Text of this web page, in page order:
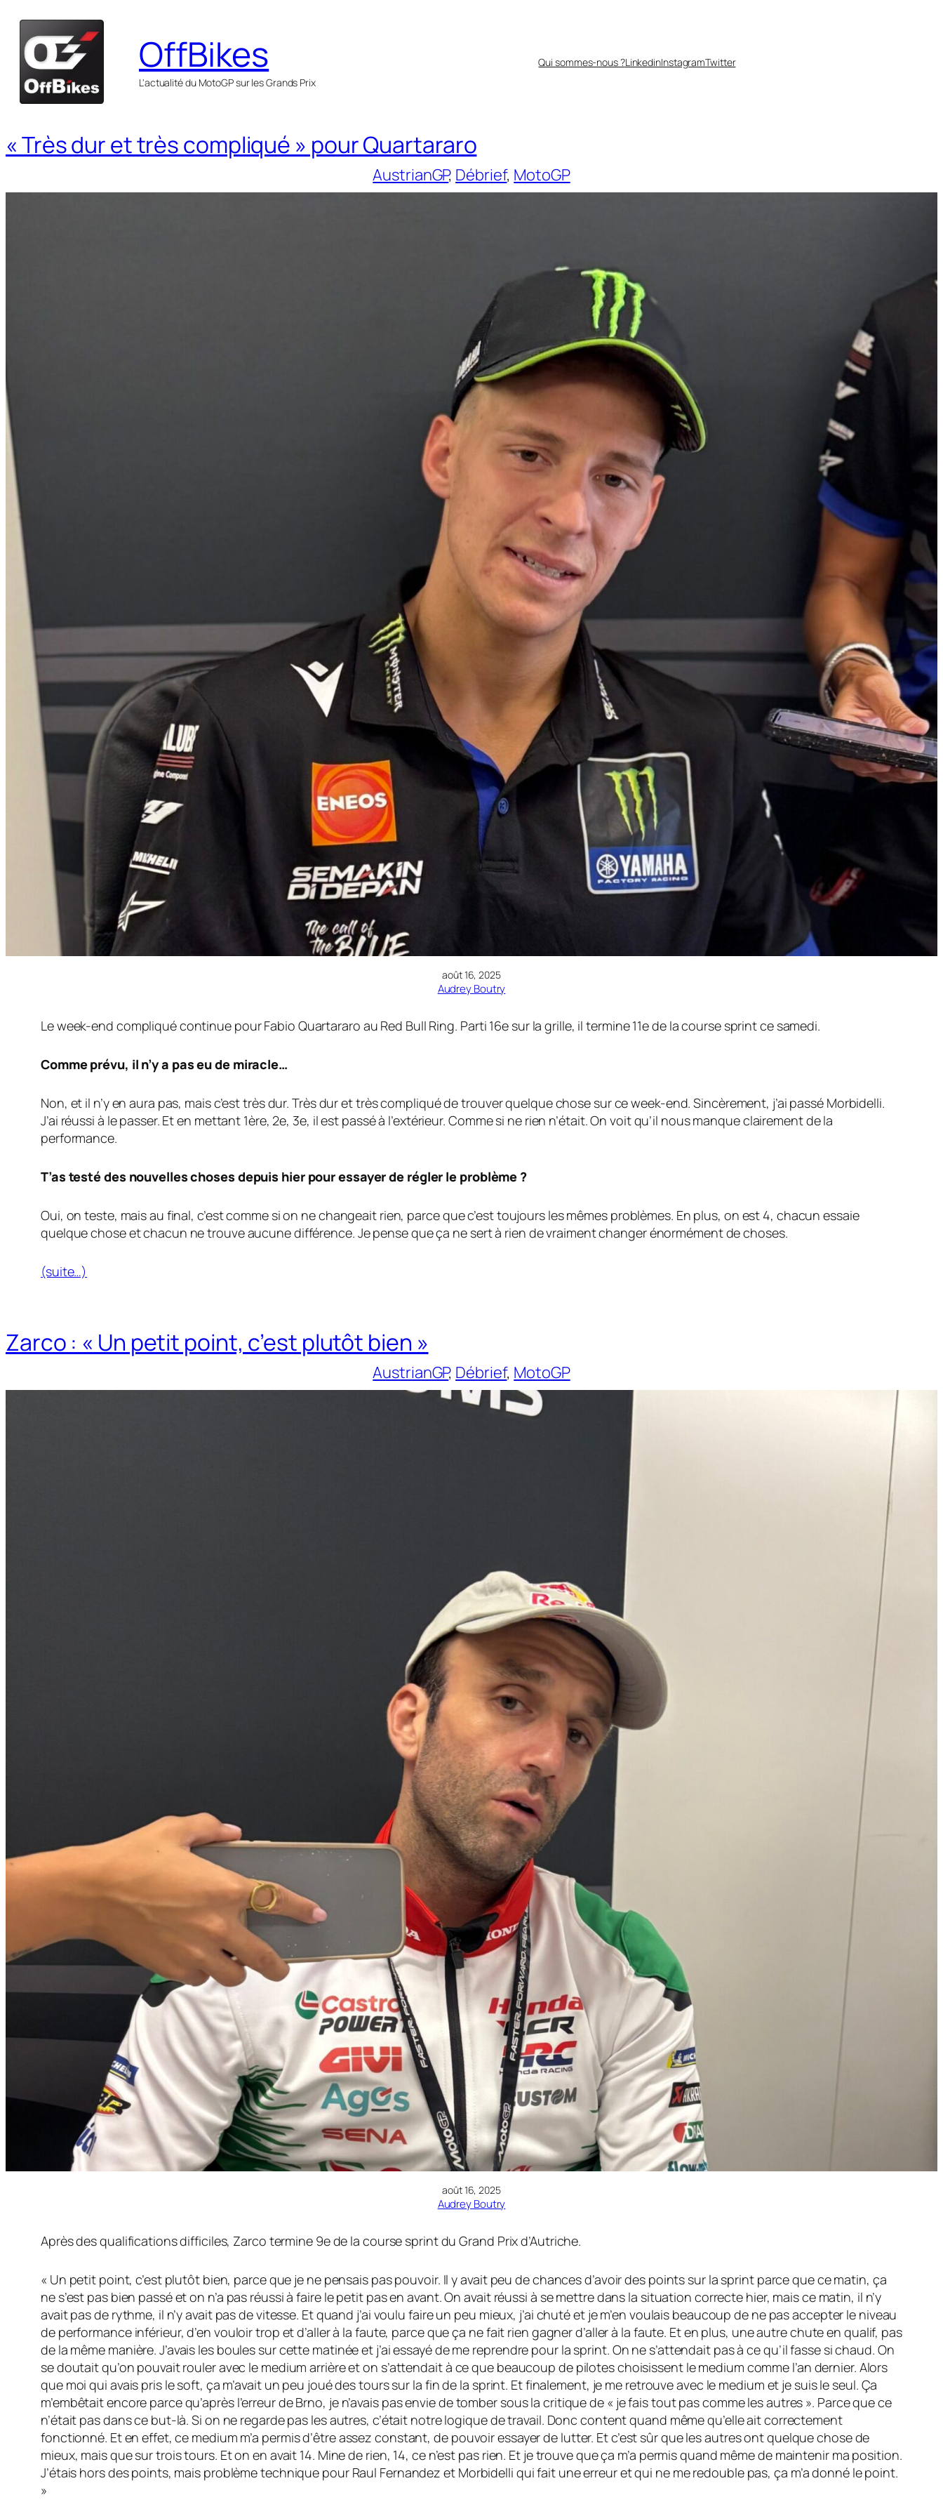
Aller
contenu
OffBikes
L'actualité du MotoGP sur les Grands Prix
Qui sommes-nous ?LinkedinInstagramTwitter
« Très dur et très compliqué » pour Quartararo
AustrianGP, Débrief, MotoGP
août 16, 2025
Audrey Boutry
Le week-end compliqué continue pour Fabio Quartararo au Red Bull Ring. Parti 16e sur la grille, il termine 11e de la course sprint ce samedi.
Comme prévu, il n’y a pas eu de miracle…
Non, et il n’y en aura pas, mais c’est très dur. Très dur et très compliqué de trouver quelque chose sur ce week-end. Sincèrement, j’ai passé Morbidelli.
J’ai réussi à le passer. Et en mettant 1ère, 2e, 3e, il est passé à l’extérieur. Comme si ne rien n’était. On voit qu’il nous manque clairement de la
performance.
T’as testé des nouvelles choses depuis hier pour essayer de régler le problème ?
Oui, on teste, mais au final, c’est comme si on ne changeait rien, parce que c’est toujours les mêmes problèmes. En plus, on est 4, chacun essaie
quelque chose et chacun ne trouve aucune différence. Je pense que ça ne sert à rien de vraiment changer énormément de choses.
(suite…)
Zarco : « Un petit point, c’est plutôt bien »
AustrianGP, Débrief, MotoGP
août 16, 2025
Audrey Boutry
Après des qualifications difficiles, Zarco termine 9e de la course sprint du Grand Prix d’Autriche.
« Un petit point, c’est plutôt bien, parce que je ne pensais pas pouvoir. Il y avait peu de chances d’avoir des points sur la sprint parce que ce matin, ça
ne s’est pas bien passé et on n’a pas réussi à faire le petit pas en avant. On avait réussi à se mettre dans la situation correcte hier, mais ce matin, il n’y
avait pas de rythme, il n’y avait pas de vitesse. Et quand j’ai voulu faire un peu mieux, j’ai chuté et je m’en voulais beaucoup de ne pas accepter le niveau
de performance inférieur, d’en vouloir trop et d’aller à la faute, parce que ça ne fait rien gagner d’aller à la faute. Et en plus, une autre chute en qualif, pas
de la même manière. J’avais les boules sur cette matinée et j’ai essayé de me reprendre pour la sprint. On ne s’attendait pas à ce qu’il fasse si chaud. On
se doutait qu’on pouvait rouler avec le medium arrière et on s’attendait à ce que beaucoup de pilotes choisissent le medium comme l’an dernier. Alors
que moi qui avais pris le soft, ça m’avait un peu joué des tours sur la fin de la sprint. Et finalement, je me retrouve avec le medium et je suis le seul. Ça
m’embêtait encore parce qu’après l’erreur de Brno, je n’avais pas envie de tomber sous la critique de « je fais tout pas comme les autres ». Parce que ce
n’était pas dans ce but-là. Si on ne regarde pas les autres, c’était notre logique de travail. Donc content quand même qu’elle ait correctement
fonctionné. Et en effet, ce medium m’a permis d’être assez constant, de pouvoir essayer de lutter. Et c’est sûr que les autres ont quelque chose de
mieux, mais que sur trois tours. Et on en avait 14. Mine de rien, 14, ce n’est pas rien. Et je trouve que ça m’a permis quand même de maintenir ma position.
J’étais hors des points, mais problème technique pour Raul Fernandez et Morbidelli qui fait une erreur et qui ne me redouble pas, ça m’a donné le point.
»